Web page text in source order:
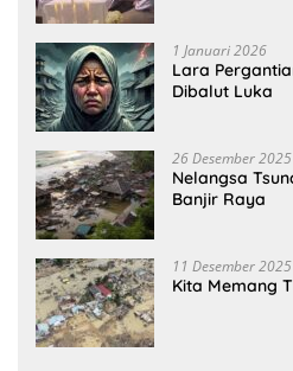
1 Januari 2026
Lara
Dibalut Luka
26 Desember 2025
Nelangsa
Banjir Raya
11 Desember 2025
Kita Memang